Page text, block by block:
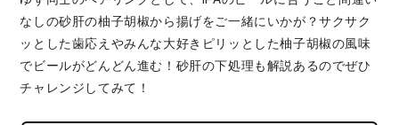
なしの砂肝の柚子胡椒から揚げをご一緒にいかが？サクサク
ッとした歯応えやみんな大好きピリッとした柚子胡椒の風味
でビールがどんどん進む！砂肝の下処理も解説あるのでぜひ
チャレンジしてみて！